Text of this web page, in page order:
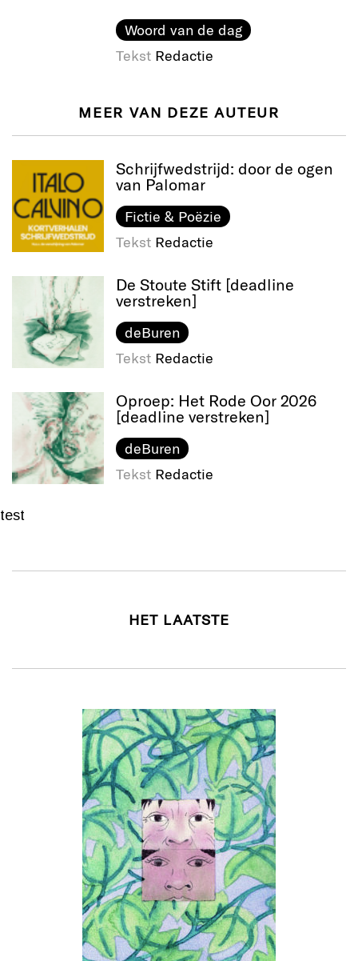
Woord van de dag
Tekst Redactie
MEER VAN DEZE AUTEUR
Schrijfwedstrijd: door de ogen
van Palomar
Fictie & Poëzie
Tekst Redactie
De Stoute Stift [deadline
verstreken]
deBuren
Tekst Redactie
Oproep: Het Rode Oor 2026
[deadline verstreken]
deBuren
Tekst Redactie
test
HET LAATSTE